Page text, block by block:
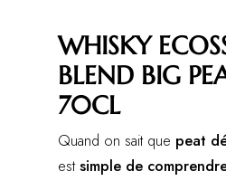
WHISKY
BLEND BIG
70CL
Quand on sait que peat
estsimple de